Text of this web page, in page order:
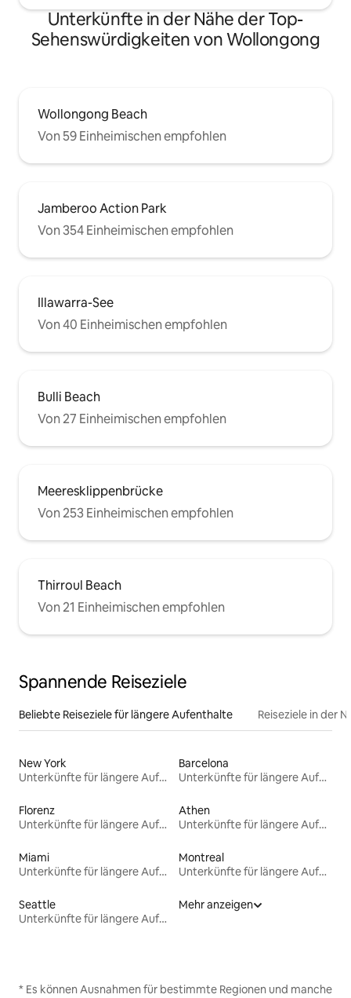
Unterkünfte in der Nähe der Top-
Sehenswürdigkeiten von Wollongong
Wollongong Beach
Von 59 Einheimischen empfohlen
Jamberoo Action Park
Von 354 Einheimischen empfohlen
Illawarra-See
Von 40 Einheimischen empfohlen
Bulli Beach
Von 27 Einheimischen empfohlen
Meeresklippenbrücke
Von 253 Einheimischen empfohlen
Thirroul Beach
Von 21 Einheimischen empfohlen
Spannende Reiseziele
Beliebte Reiseziele für längere Aufenthalte Reiseziele in der
New York
Unterkünfte für längere Aufenthalte
Barcelona
Unterkünfte für längere Aufenthalte
Florenz
Unterkünfte für längere Aufenthalte
Athen
Unterkünfte für längere Aufenthalte
Miami
Unterkünfte für längere Aufenthalte
Montreal
Unterkünfte für längere Aufenthalte
Seattle
Unterkünfte für längere Aufenthalte
Mehr anzeigen
* Es können Ausnahmen für bestimmte Regionen und manche